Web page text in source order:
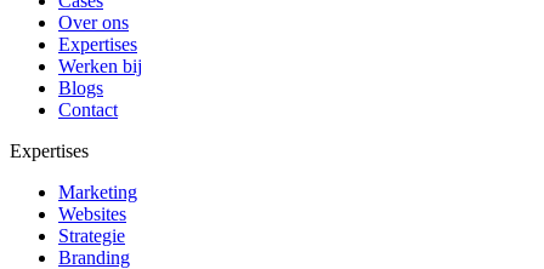
Over ons
Expertises
Werken bij
Blogs
Contact
Expertises
Marketing
Websites
Strategie
Branding